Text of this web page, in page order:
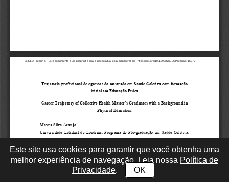
Este site usa cookies para garantir que você obtenha uma
melhor experiência de navegação. Leia nossa Política de
Privacidade. OK